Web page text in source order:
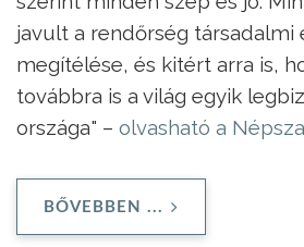
javult a rendőrség társadalmi
megítélése, és kitért arra is,
továbbra is a világ egyik
országa" – olvasható a
BŐVEBBEN ...